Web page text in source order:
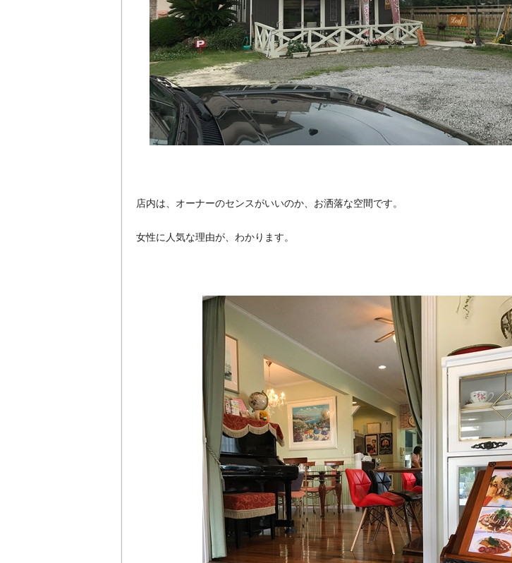
店内は、オーナーのセンスがいいのか、お洒落な空間です。
女性に人気な理由が、わかります。